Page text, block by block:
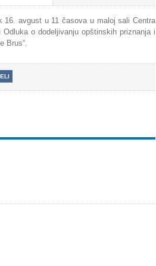
16. avgust u 11 časova u maloj sali Centra
o dodeljivanju opštinskih priznanja i
Brus“.